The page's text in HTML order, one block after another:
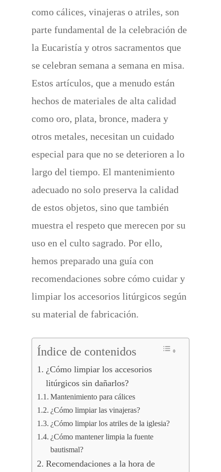
como cálices, vinajeras o atriles, son
parte fundamental de la celebración de
la Eucaristía y otros sacramentos que
se celebran semana a semana en misa.
Estos artículos, que a menudo están
hechos de materiales de alta calidad
como oro, plata, bronce, madera y
otros metales, necesitan un cuidado
especial para que no se deterioren a lo
largo del tiempo. El mantenimiento
adecuado no solo preserva la calidad
de estos objetos, sino que también
muestra el respeto que merecen por su
uso en el culto sagrado. Por ello,
hemos preparado una guía con
recomendaciones sobre cómo cuidar y
limpiar los accesorios litúrgicos según
su material de fabricación.
Índice de contenidos
¿Cómo limpiar los accesorios
litúrgicos sin dañarlos?
Mantenimiento para cálices
¿Cómo limpiar las vinajeras?
¿Cómo limpiar los atriles de la iglesia?
¿Cómo mantener limpia la fuente
bautismal?
Recomendaciones a la hora de